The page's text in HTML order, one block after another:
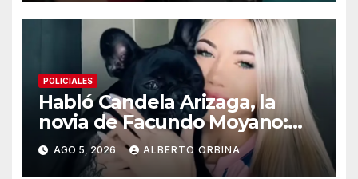
POLICIALES
Habló Candela Arizaga, la
novia de Facundo Moyano:
“Tengo errores como
cualquiera”
AGO 5, 2026 ALBERTO ORBINA